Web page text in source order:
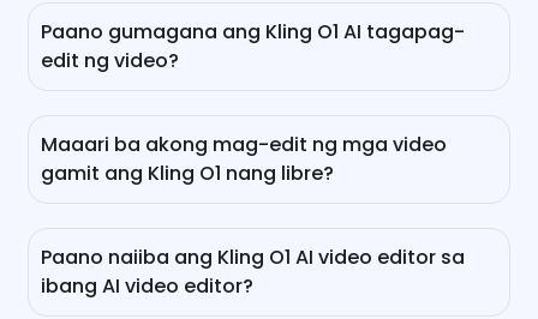
Paano gumagana ang Kling O1 AI tagapag-
edit ng video?
sa halip na tradisyonal na Non-Linear Editing o
masking workflows. Ngayon, hindi mo na kailangang
ang mga pagbabago na nais mong gawin sa mga
video sa simpleng mga salita, at maaari nitong
palitan ang mga eksena, baguhin ang mga anggulo
Maaari ba akong mag-edit ng mga video
gamit ang Kling O1 nang libre?
EaseMate AI. Nag-aalok ito ng mga kredito araw-araw
na nagbibigay-daan sa iyo upang lumikha o mag-
Paano naiiba ang Kling O1 AI video editor sa
ibang AI video editor?